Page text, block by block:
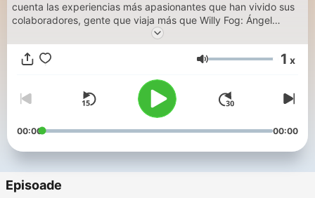
cuenta las experiencias más apasionantes que han vivido sus
colaboradores, gente que viaja más que Willy Fog: Ángel
Colina, José Luis Angulo, Chema Rodríguez o Carlos Barrabés.
En directo los sábados a las 06:00 y a cualquier hora si te
suscribes.
Volum 1 x
00:00 00:00
Episoade